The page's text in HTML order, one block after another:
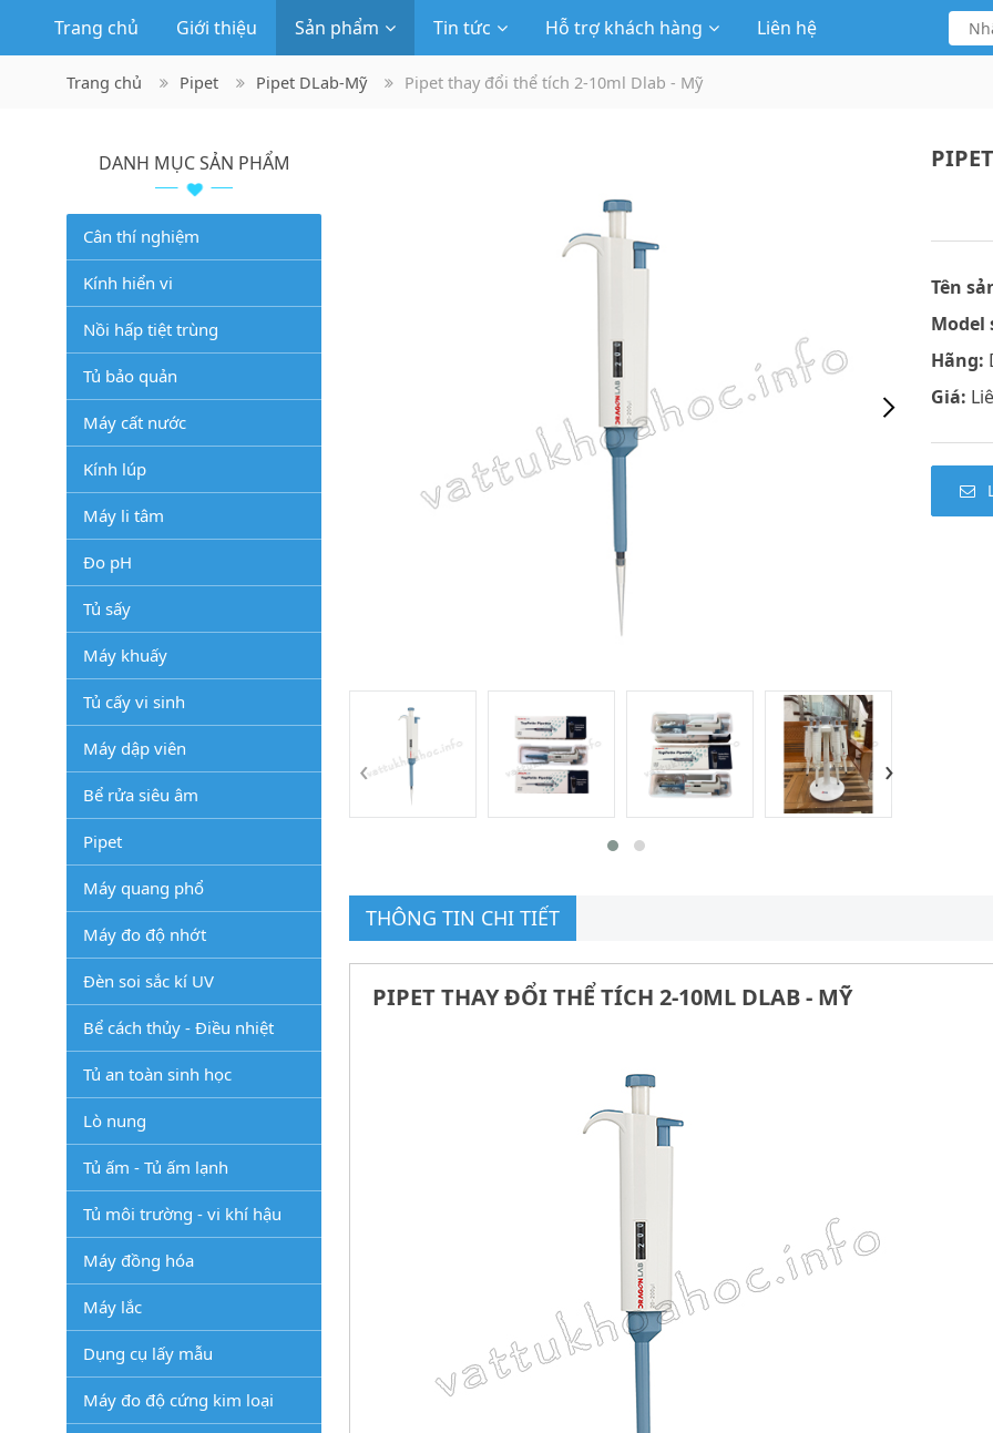
Trang chủ Giới thiệu Sản phẩm Tin tức Hỗ trợ khách hàng Liên hệ
Trang chủ Pipet Pipet DLab-Mỹ Pipet thay đổi thể tích 2-10ml Dlab - Mỹ
‹ ›
Tên
Model
Hãng:
Giá:
THÔNG TIN CHI TIẾT
PIPET THAY ĐỔI THỂ TÍCH 2-10ML DLAB - MỸ
DANH MỤC SẢN PHẨM
Cân thí nghiệm
Kính hiển vi
Nồi hấp tiệt trùng
Tủ bảo quản
Máy cất nước
Kính lúp
Máy li tâm
Đo pH
Tủ sấy
Máy khuấy
Tủ cấy vi sinh
Máy dập viên
Bể rửa siêu âm
Pipet
Máy quang phổ
Máy đo độ nhớt
Đèn soi sắc kí UV
Bể cách thủy - Điều nhiệt
Tủ an toàn sinh học
Lò nung
Tủ ấm - Tủ ấm lạnh
Tủ môi trường - vi khí hậu
Máy đồng hóa
Máy lắc
Dụng cụ lấy mẫu
Máy đo độ cứng kim loại